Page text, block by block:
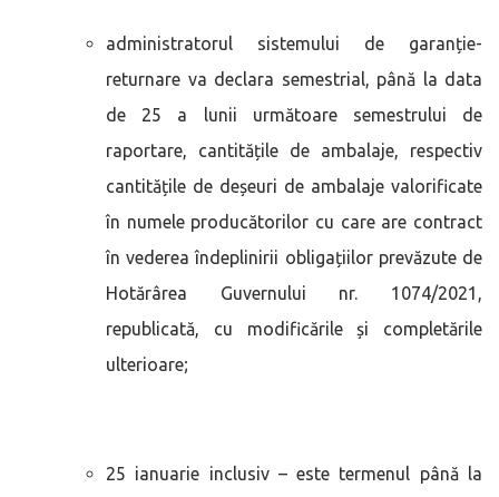
administratorul sistemului de garanție-
returnare va declara semestrial, până la data
de 25 a lunii următoare semestrului de
raportare, cantitățile de ambalaje, respectiv
cantitățile de deșeuri de ambalaje valorificate
în numele producătorilor cu care are contract
în vederea îndeplinirii obligațiilor prevăzute de
Hotărârea Guvernului nr. 1074/2021,
republicată, cu modificările și completările
ulterioare;
25 ianuarie inclusiv – este termenul până la